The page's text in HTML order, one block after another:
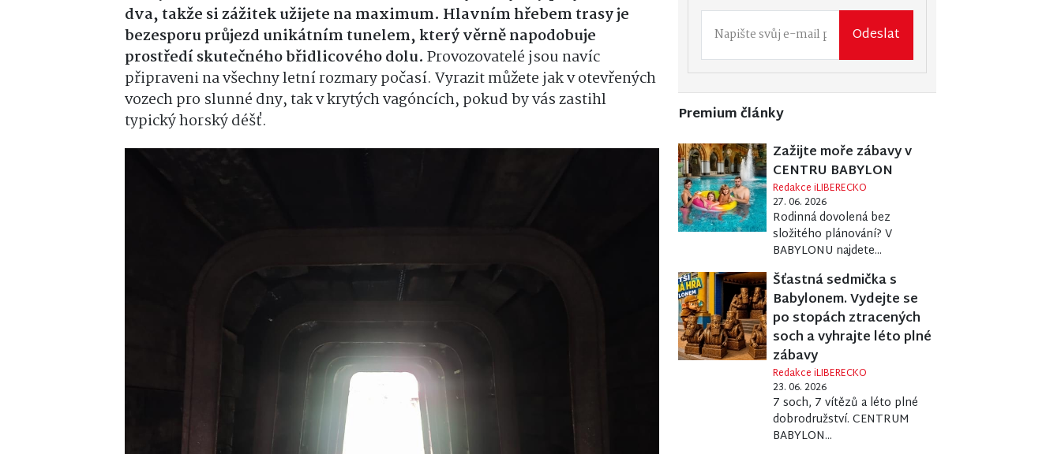
dva, takže si zážitek užijete na maximum. Hlavním hřebem trasy je
bezesporu průjezd unikátním tunelem, který věrně napodobuje
prostředí skutečného břidlicového dolu. Provozovatelé jsou navíc
připraveni na všechny letní rozmary počasí. Vyrazit můžete jak v otevřených
vozech pro slunné dny, tak v krytých vagóncích, pokud by vás zastihl
typický horský déšť.
Odeslat
Premium články
Zažijte moře zábavy v
CENTRU BABYLON
Redakce iLIBERECKO
27. 06. 2026
Rodinná dovolená bez
složitého plánování? V
BABYLONU najdete...
Šťastná sedmička s
Babylonem. Vydejte se
po stopách ztracených
soch a vyhrajte léto plné
zábavy
Redakce iLIBERECKO
23. 06. 2026
7 soch, 7 vítězů a léto plné
dobrodružství. CENTRUM
BABYLON...